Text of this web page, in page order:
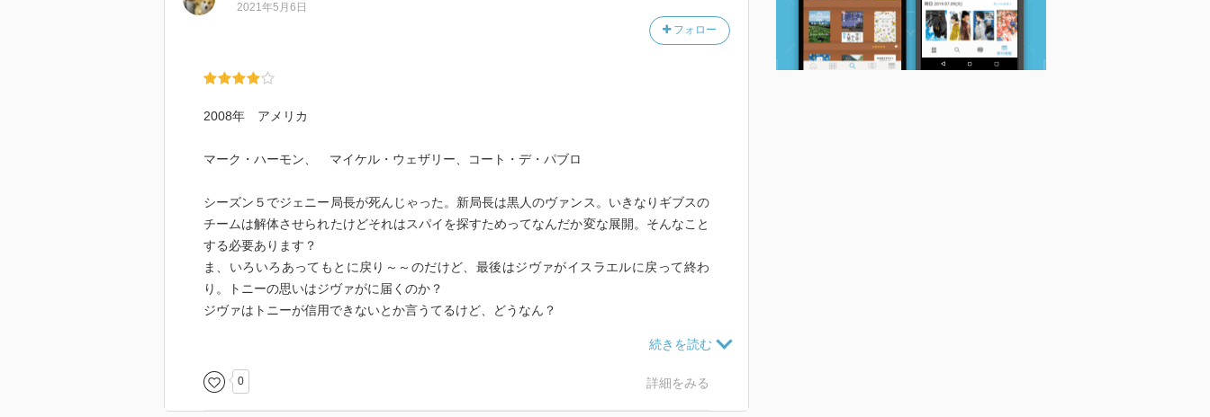
フォロー
2021年5月6日
2008年 アメリカ
マーク・ハーモン、 マイケル・ウェザリー、コート・デ・パブロ
シーズン５でジェニー局長が死んじゃった。新局長は黒人のヴァンス。いきなりギブスの
チームは解体させられたけどそれはスパイを探すためってなんだか変な展開。そんなこと
する必要あります？
ま、いろいろあってもとに戻り～～のだけど、最後はジヴァがイスラエルに戻って終わ
り。トニーの思いはジヴァがに届くのか？
ジヴァはトニーが信用できないとか言うてるけど、どうなん？
でもいきなりカレン（クリス・オドネル）撃たれてるやん。次の回に「重症だけど大丈
夫」とか一行で済まされてたけど。
0 詳細をみる